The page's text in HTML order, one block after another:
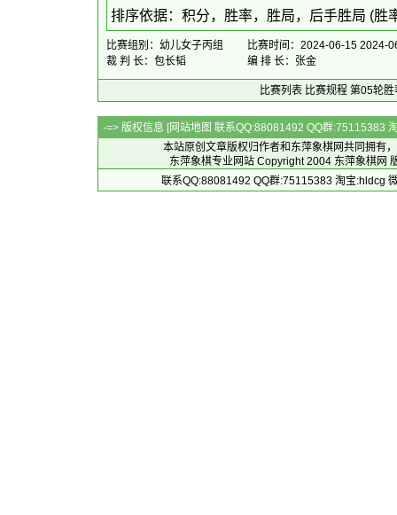
排序依据：积分，胜率，胜局，后手胜局 (胜
比赛组别：幼儿女子丙组
比赛时间：2024-06-15 2024-
裁 判 长：包长韬
编 排 长：张金
比赛列表 比赛规程 第05轮胜
-=> 版权信息 [网站地图 联系QQ:88081492 QQ群:75115383
本站原创文章版权归作者和 东萍象棋网共同拥有
东萍象棋专业网站 Copyright 2004 东萍象棋网
联系QQ:88081492 QQ群:75115383 淘宝:hldcg